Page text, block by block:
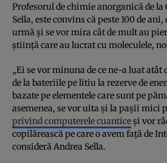
Profesorul de chimie anorganică de la
Sella, este convins că peste 100 de
urmă și se vor mira cât de mult au
știință care au lucrat cu moleculele,
„Ei se vor minuna de ce ne-a luat
de la bateriile pe litiu la rezerve de
bazate pe elementele care sunt pe
asemenea, se vor uita și la pașii mici
privind computerele cuanticeși vor
copilărească pe care o avem față de
consideră Andrea Sella.